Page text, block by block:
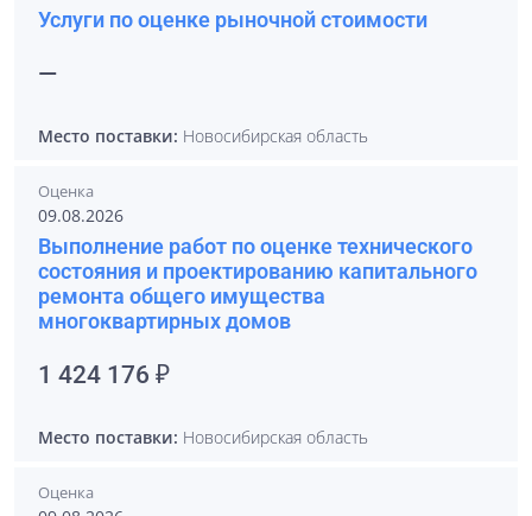
Услуги по оценке рыночной стоимости
—
Место поставки: Новосибирская область
Оценка
09.08.2026
Выполнение работ по оценке технического
состояния и проектированию капитального
ремонта общего имущества
многоквартирных домов
1 424 176 ₽
Место поставки: Новосибирская область
Оценка